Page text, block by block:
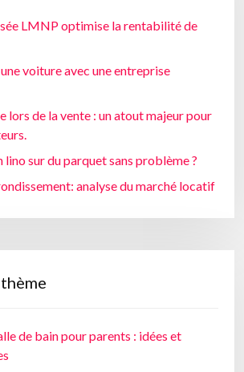
LMNP optimise la rentabilité de
voiture avec une entreprise
lors de la vente : un atout majeur pour
lino sur du parquet sans problème ?
analyse du marché locatif
de bain pour parents : idées et